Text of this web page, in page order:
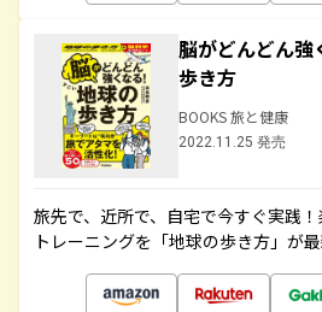
脳がどんどん強
歩き方
BOOKS 旅と健康
2022.11.25 発売
旅先で、近所で、自宅で今すぐ実践
トレーニングを「地球の歩き方」が